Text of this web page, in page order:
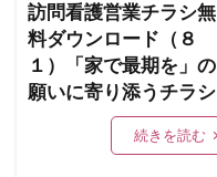
訪問看護営業チラシ無
料ダウンロード（８
１）「家で最期を」の
願いに寄り添うチラシ
続きを読む